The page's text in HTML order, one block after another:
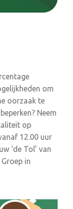
om
oorzaak te
Neem
op
12.00 uur
‘de Tol’ van
in